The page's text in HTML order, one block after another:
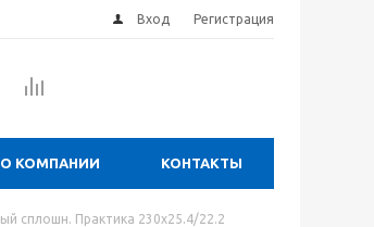
Вход Регистрация
О КОМПАНИИ КОНТАКТЫ
сплошн. Практика 230х25.4/22.2